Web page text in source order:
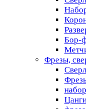
Бор-
Фрезы,